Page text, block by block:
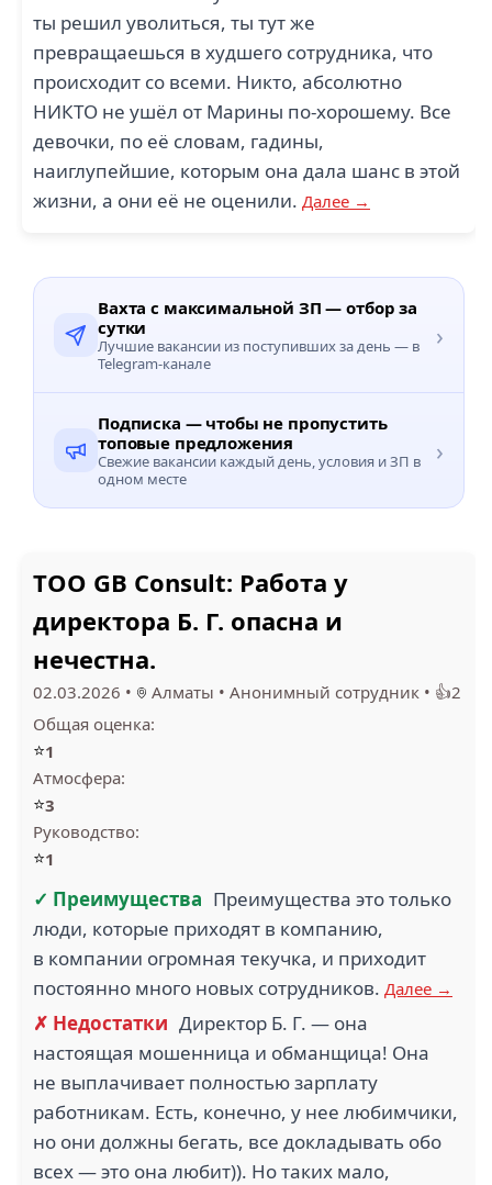
ты решил уволиться, ты тут же
превращаешься в худшего сотрудника, что
происходит со всеми. Никто, абсолютно
НИКТО не ушёл от Марины по-хорошему. Все
девочки, по её словам, гадины,
наиглупейшие, которым она дала шанс в этой
жизни, а они её не оценили. Далее →
Вахта с максимальной ЗП — отбор за
сутки
Лучшие вакансии из поступивших за день — в
Telegram-канале
›
Подписка — чтобы не пропустить
топовые предложения
Свежие вакансии каждый день, условия и ЗП в
одном месте
›
ТОО GB Consult: Работа у
директора Б. Г. опасна и
нечестна.
02.03.2026 • Алматы • Анонимный сотрудник • 👍2
Общая оценка:
⭐1
Атмосфера:
⭐3
Руководство:
⭐1
✓ Преимущества Преимущества это только
люди, которые приходят в компанию,
в компании огромная текучка, и приходит
постоянно много новых сотрудников. Далее →
✗ Недостатки Директор Б. Г. — она
настоящая мошенница и обманщица! Она
не выплачивает полностью зарплату
работникам. Есть, конечно, у нее любимчики,
но они должны бегать, все докладывать обо
всех — это она любит)). Но таких мало,